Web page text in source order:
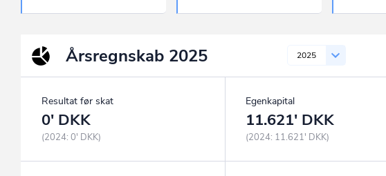
Identificer salgsklare kundeemner
Årsregnskab 2025 2025
Resultat før skat
0' DKK
(2024: 0' DKK)
Egenkapital
11.621' DKK
(2024: 11.621' DKK)